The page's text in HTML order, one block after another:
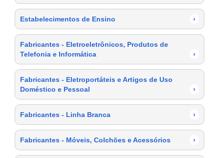
Estabelecimentos de Ensino ›
Fabricantes - Eletroeletrônicos, Produtos de
Telefonia e Informática
›
Fabricantes - Eletroportáteis e Artigos de Uso
Doméstico e Pessoal
›
Fabricantes - Linha Branca ›
Fabricantes - Móveis, Colchões e Acessórios ›